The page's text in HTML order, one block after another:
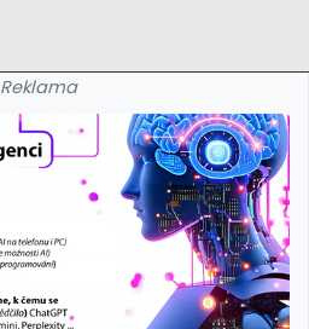
Reklama